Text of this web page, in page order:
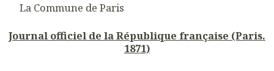
La Commune de Paris
Journal officiel de la République française (Paris.
1871)